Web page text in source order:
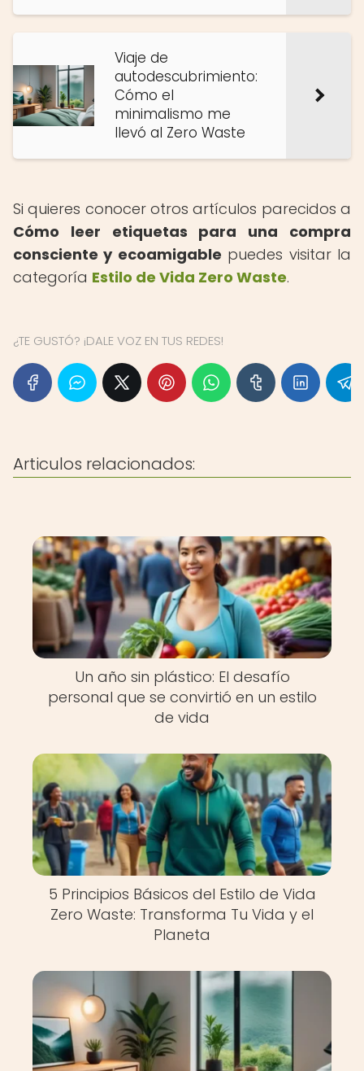
Viaje de
autodescubrimiento:
Cómo el
minimalismo me
llevó al Zero Waste
Si quieres conocer otros artículos parecidos a
Cómo leer etiquetas para una compra
consciente y ecoamigable puedes visitar la
categoría Estilo de Vida Zero Waste.
¿TE GUSTÓ? ¡DALE VOZ EN TUS REDES!
Articulos relacionados:
Un año sin plástico: El desafío
personal que se convirtió en un estilo
de vida
5 Principios Básicos del Estilo de Vida
Zero Waste: Transforma Tu Vida y el
Planeta